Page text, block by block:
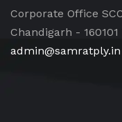
Corporate Office
Chandigarh - 160101
admin@samratply.in